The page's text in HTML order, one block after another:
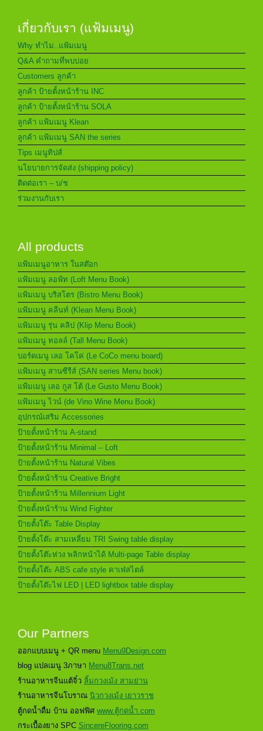
เกี่ยวกับเรา (แฟ้มเมนู)
Why ทำไม..แฟ้มเมนู
Q&A คำถามที่พบบ่อย
Customers ลูกค้า
ลูกค้า ป้ายตั้งหน้าร้าน INC
ลูกค้า ป้ายตั้งหน้าร้าน SOLA
ลูกค้า แฟ้มเมนู Klean
ลูกค้า แฟ้มเมนู SAN the series
Tips เมนูทิปส์
นโยบายการจัดส่ง (shipping policy)
ติดต่อเรา – บ/ช
ร่วมงานกับเรา
All products
แฟ้มเมนูอาหาร ในสต๊อก
แฟ้มเมนู ลอฟ์ท (Loft Menu Book)
แฟ้มเมนู บริสโตร (Bistro Menu Book)
แฟ้มเมนู คลีนท์ (Klean Menu Book)
แฟ้มเมนู รุ่น คลิป (Klip Menu Book)
แฟ้มเมนู ทอลล์ (Tall Menu Book)
บอร์ดเมนู เลอ โคโค่ (Le CoCo menu board)
แฟ้มเมนู สานซีรีส์ (SAN series Menu book)
แฟ้มเมนู เลอ กูส โต้ (Le Gusto Menu Book)
แฟ้มเมนู ไวน์ (de Vino Wine Menu Book)
อุปกรณ์เสริม Accessories
ป้ายตั้งหน้าร้าน A-stand
ป้ายตั้งหน้าร้าน Minimal – Loft
ป้ายตั้งหน้าร้าน Natural Vibes
ป้ายตั้งหน้าร้าน Creative Bright
ป้ายตั้งหน้าร้าน Millennium Light
ป้ายตั้งหน้าร้าน Wind Fighter
ป้ายตั้งโต๊ะ Table Display
ป้ายตั้งโต๊ะ สามเหลี่ยม TRI Swing table display
ป้ายตั้งโต๊ะห่วง พลิกหน้าได้ Multi-page Table display
ป้ายตั้งโต๊ะ ABS cafe style คาเฟ่สไตล์
ป้ายตั้งโต๊ะไฟ LED | LED lightbox table display
Our Partners
ออกแบบเมนู + QR menu Menu9Design.com
blog แปลเมนู 3ภาษา Menu8Trans.net
ร้านอาหารจีนแต้จิ๋ว ลิ้มกวงเม้ง สามย่าน
ร้านอาหารจีนโบราณ นิวกวงเม้ง เยาวราช
ตู้กดน้ำดื่ม บ้าน ออฟฟิศ www.ตู้กดน้ำ.com
กระเบื้องยาง SPC SincereFlooring.com